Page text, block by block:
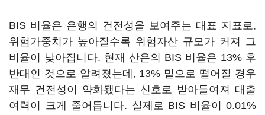
BIS 비율은 은행의 건전성을 보여주는 대표 지표로,
위험가중치가 높아질수록 위험자산 규모가 커져 그
비율이 낮아집니다. 현재 산은의 BIS 비율은 13% 후
반대인 것으로 알려졌는데, 13% 밑으로 떨어질 경우
재무 건전성이 약화됐다는 신호로 받아들여져 대출
여력이 크게 줄어듭니다. 실제로 BIS 비율이 0.01%